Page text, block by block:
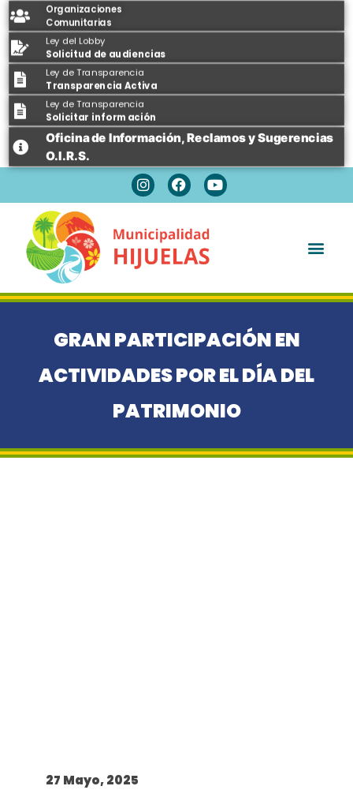
Organizaciones
Comunitarias
Ley del Lobby
Solicitud de audiencias
Ley de Transparencia
Transparencia Activa
Ley de Transparencia
Solicitar información
Oficina de Información, Reclamos y Sugerencias
O.I.R.S.
GRAN PARTICIPACIÓN EN
ACTIVIDADES POR EL DÍA DEL
PATRIMONIO
27 Mayo, 2025